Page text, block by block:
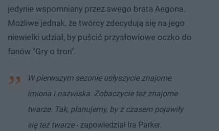
jedynie wspomniany przez swego brata Aegona.
Możliwe jednak, że twórcy zdecydują się na jego
niewielki udział, by puścić przysłowiowe oczko do
fanów "Gry o tron".
W pierwszym sezonie usłyszycie znajome
imiona i nazwiska. Zobaczycie też znajome
twarze. Tak, planujemy, by z czasem pojawiły
się też twarze- zapowiedział Ira Parker.